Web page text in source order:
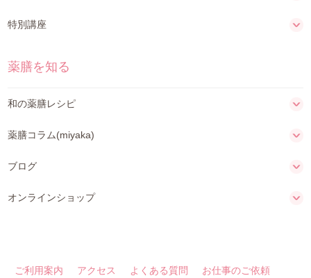
特別講座
薬膳を知る
和の薬膳レシピ
薬膳コラム(miyaka)
ブログ
オンラインショップ
ご利用案内 アクセス よくある質問 お仕事のご依頼